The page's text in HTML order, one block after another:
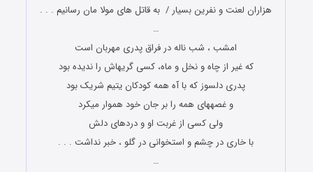
هزاران لعنت و نفرین بسیار / به قاتل های مولا مان رسانیم . . .
…
امشب ، شب ناله در فراق پدری مهربان است
که غیر از چاه و نخل و ماه، کسی گریه‏اش را ندیده بود
پدری دل‏سوز که با آه همه کودکان یتیم شریک بود
و غصه‏های همه را بر جان خود هموار می‏کرد
ولی کسی از غربت او و دردهای دلش
با خاری در چشم و استخوانی در گلو ، خبر نداشت . . .
…